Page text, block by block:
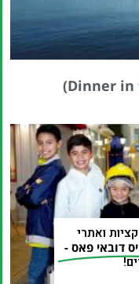
על אטרקציות ואתרי
דובאי פאס -